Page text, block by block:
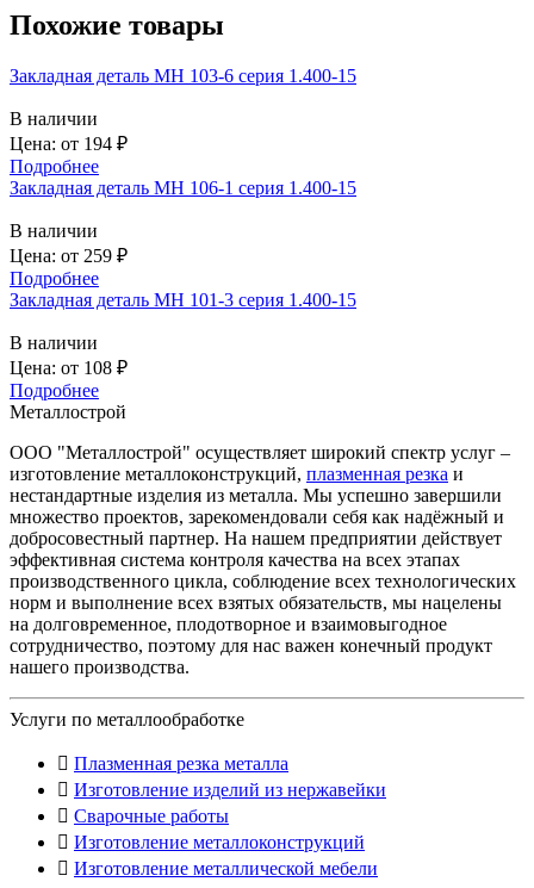
Похожие товары
Закладная деталь МН 103-6 серия 1.400-15
В наличии
Цена: от 194 ₽
Подробнее
Закладная деталь МН 106-1 серия 1.400-15
В наличии
Цена: от 259 ₽
Подробнее
Закладная деталь МН 101-3 серия 1.400-15
В наличии
Цена: от 108 ₽
Подробнее
Металлострой
ООО "Металлострой" осуществляет широкий спектр услуг –
изготовление металлоконструкций, плазменная резка и
нестандартные изделия из металла. Мы успешно завершили
множество проектов, зарекомендовали себя как надёжный и
добросовестный партнер. На нашем предприятии действует
эффективная система контроля качества на всех этапах
производственного цикла, соблюдение всех технологических
норм и выполнение всех взятых обязательств, мы нацелены
на долговременное, плодотворное и взаимовыгодное
сотрудничество, поэтому для нас важен конечный продукт
нашего производства.
Услуги по металлообработке
Плазменная резка металла
Изготовление изделий из нержавейки
Сварочные работы
Изготовление металлоконструкций
Изготовление металлической мебели